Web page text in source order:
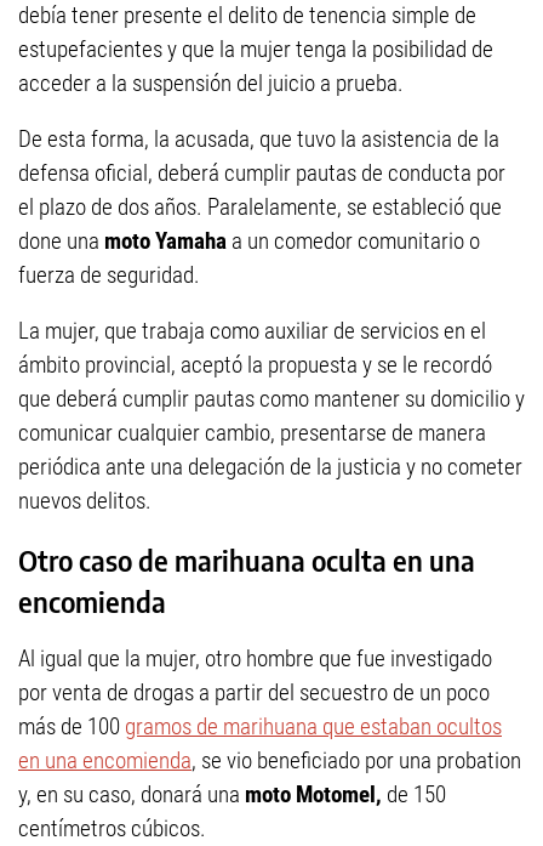
debía tener presente el delito de tenencia simple de
estupefacientes y que la mujer tenga la posibilidad de
acceder a la suspensión del juicio a prueba.
De esta forma, la acusada, que tuvo la asistencia de la
defensa oficial, deberá cumplir pautas de conducta por
el plazo de dos años. Paralelamente, se estableció que
done una moto Yamaha a un comedor comunitario o
fuerza de seguridad.
La mujer, que trabaja como auxiliar de servicios en el
ámbito provincial, aceptó la propuesta y se le recordó
que deberá cumplir pautas como mantener su domicilio y
comunicar cualquier cambio, presentarse de manera
periódica ante una delegación de la justicia y no cometer
nuevos delitos.
Otro caso de marihuana oculta en una
encomienda
Al igual que la mujer, otro hombre que fue investigado
por venta de drogas a partir del secuestro de un poco
más de 100 gramos de marihuana que estaban ocultos
en una encomienda, se vio beneficiado por una probation
y, en su caso, donará una moto Motomel, de 150
centímetros cúbicos.